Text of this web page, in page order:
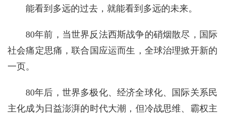
能看到多远的过去，就能看到多远的未来。
80年前，当世界反法西斯战争的硝烟散尽，国际
社会痛定思痛，联合国应运而生，全球治理掀开新的
一页。
80年后，世界多极化、经济全球化、国际关系民
主化成为日益澎湃的时代大潮，但冷战思维、霸权主